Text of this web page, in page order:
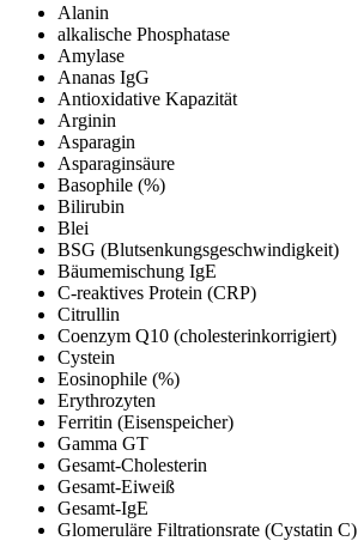
Alanin
alkalische Phosphatase
Amylase
Ananas IgG
Antioxidative Kapazität
Arginin
Asparagin
Asparaginsäure
Basophile (%)
Bilirubin
Blei
BSG (Blutsenkungsgeschwindigkeit)
Bäumemischung IgE
C-reaktives Protein (CRP)
Citrullin
Coenzym Q10 (cholesterinkorrigiert)
Cystein
Eosinophile (%)
Erythrozyten
Ferritin (Eisenspeicher)
Gamma GT
Gesamt-Cholesterin
Gesamt-Eiweiß
Gesamt-IgE
Glomeruläre Filtrationsrate (Cystatin C)